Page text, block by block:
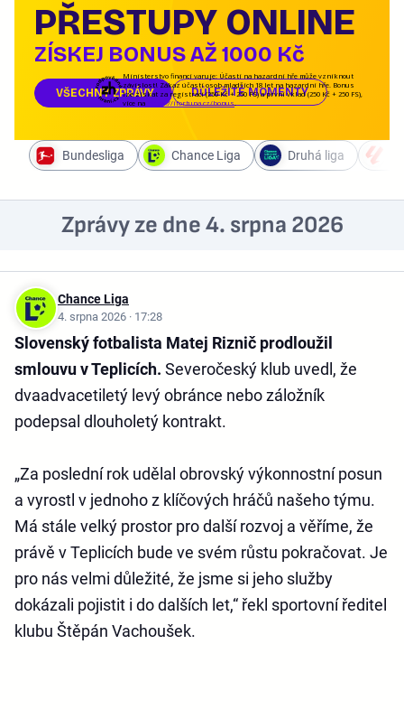
PŘESTUPY ONLINE
ZÍSKEJ BONUS AŽ 1000 Kč
VŠECHNY ZPRÁVY DŮLEŽITÉ MOMENTY
Ministerstvo financí varuje: Účastí na hazardní hře může vzniknout
závislost! Zákaz účasti osob mladších 18 let na hazardní hře. Bonus
lze získat za registraci (250 Kč + 250 FS) a první vklad (250 Kč + 250 FS),
více na
https://ifortuna.cz/bonus.
Bundesliga Chance Liga Druhá liga
Zprávy ze dne 4. srpna 2026
Chance Liga
4. srpna 2026 · 17:28
Slovenský fotbalista Matej Riznič prodloužil
smlouvu v Teplicích. Severočeský klub uvedl, že
dvaadvacetiletý levý obránce nebo záložník
podepsal dlouholetý kontrakt.
„Za poslední rok udělal obrovský výkonnostní posun
a vyrostl v jednoho z klíčových hráčů našeho týmu.
Má stále velký prostor pro další rozvoj a věříme, že
právě v Teplicích bude ve svém růstu pokračovat. Je
pro nás velmi důležité, že jsme si jeho služby
dokázali pojistit i do dalších let,“ řekl sportovní ředitel
klubu Štěpán Vachoušek.